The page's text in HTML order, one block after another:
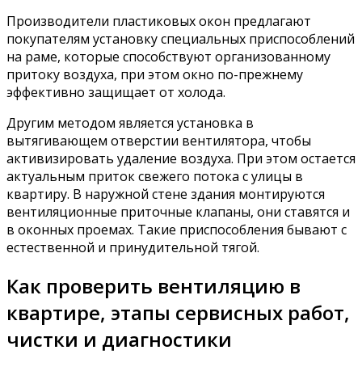
Производители пластиковых окон предлагают
покупателям установку специальных приспособлений
на раме, которые способствуют организованному
притоку воздуха, при этом окно по-прежнему
эффективно защищает от холода.
Другим методом является установка в
вытягивающем отверстии вентилятора, чтобы
активизировать удаление воздуха. При этом остается
актуальным приток свежего потока с улицы в
квартиру. В наружной стене здания монтируются
вентиляционные приточные клапаны, они ставятся и
в оконных проемах. Такие приспособления бывают с
естественной и принудительной тягой.
Как проверить вентиляцию в
квартире, этапы сервисных работ,
чистки и диагностики